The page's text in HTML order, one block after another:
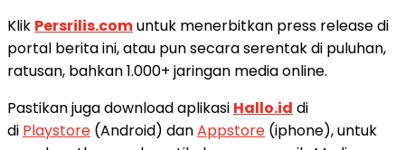
Klik Persrilis.comuntuk menerbitkan press release di
portal berita ini, atau pun secara serentak di puluhan,
ratusan, bahkan 1.000+ jaringan media online.
Pastikan juga download aplikasi Hallo.id di
di Playstore (Android) danAppstore (iphone), untuk